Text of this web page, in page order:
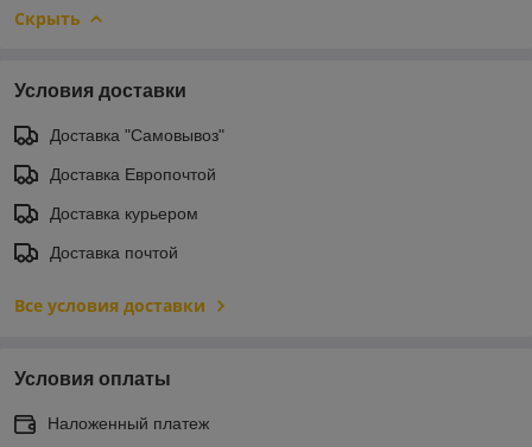
Скрыть
Условия доставки
Доставка "Самовывоз"
Доставка Европочтой
Доставка курьером
Доставка почтой
Все условия доставки
Условия оплаты
Наложенный платеж